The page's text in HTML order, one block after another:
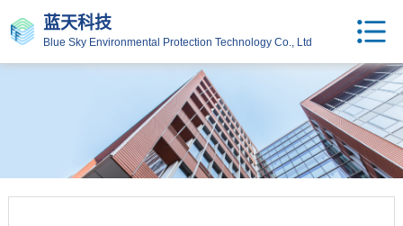
蓝天科技
Blue Sky Environmental Protection Technology Co., Ltd